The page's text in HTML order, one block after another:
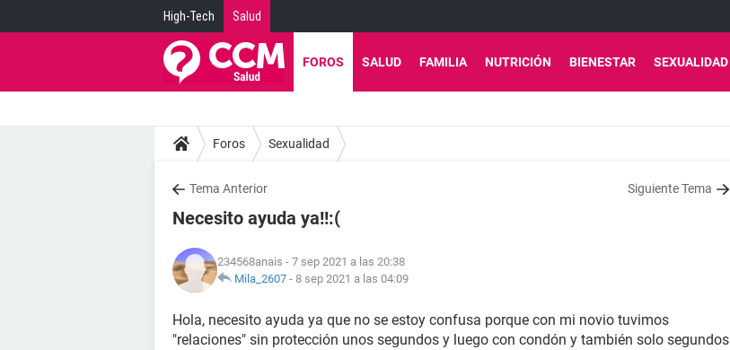
High-Tech Salud
FOROS SALUD FAMILIA NUTRICIÓN BIENESTAR SEXUALIDAD
Foros Sexualidad
Tema Anterior Siguiente Tema
Necesito ayuda ya!!:(
234568anais - 7 sep 2021 a las 20:38
Mila_2607 - 8 sep 2021 a las 04:09
Hola, necesito ayuda ya que no se estoy confusa porque con mi novio tuvimos
"relaciones" sin protección unos segundos y luego con condón y también solo segundos